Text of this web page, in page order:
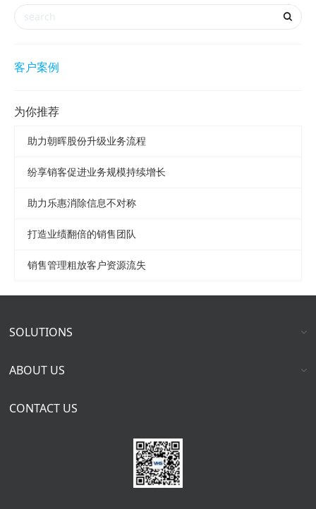
客户案例
为你推荐
助力朝晖股份升级业务流程
纷享销客促进业务规模持续增长
助力乐惠消除信息不对称
打造业绩翻倍的销售团队
销售管理粗放客户资源流失
SOLUTIONS
ABOUT US
CONTACT US